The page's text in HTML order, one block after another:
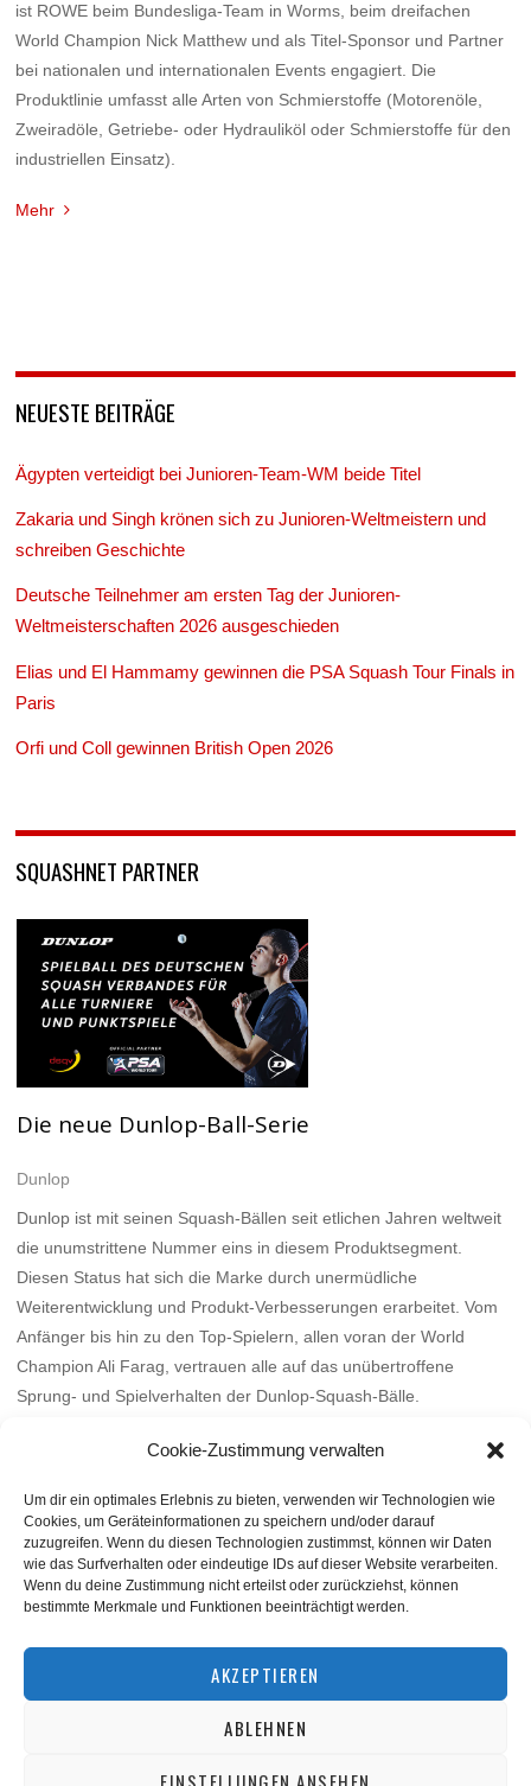
Cookie-Zustimmung verwalten
Um dir ein optimales Erlebnis zu bieten, verwenden wir Technologien wie
Cookies, um Geräteinformationen zu speichern und/oder darauf
zuzugreifen. Wenn du diesen Technologien zustimmst, können wir Daten
wie das Surfverhalten oder eindeutige IDs auf dieser Website verarbeiten.
Wenn du deine Zustimmung nicht erteilst oder zurückziehst, können
bestimmte Merkmale und Funktionen beeinträchtigt werden.
AKZEPTIEREN
ABLEHNEN
EINSTELLUNGEN ANSEHEN
ist ROWE beim Bundesliga-Team in Worms, beim dreifachen
World Champion Nick Matthew und als Titel-Sponsor und Partner
bei nationalen und internationalen Events engagiert. Die
Produktlinie umfasst alle Arten von Schmierstoffe (Motorenöle,
Zweiradöle, Getriebe- oder Hydrauliköl oder Schmierstoffe für den
industriellen Einsatz).
Mehr
NEUESTE BEITRÄGE
Ägypten verteidigt bei Junioren-Team-WM beide Titel
Zakaria und Singh krönen sich zu Junioren-Weltmeistern und
schreiben Geschichte
Deutsche Teilnehmer am ersten Tag der Junioren-
Weltmeisterschaften 2026 ausgeschieden
Elias und El Hammamy gewinnen die PSA Squash Tour Finals in
Paris
Orfi und Coll gewinnen British Open 2026
SQUASHNET PARTNER
Die neue Dunlop-Ball-Serie
Dunlop
Dunlop ist mit seinen Squash-Bällen seit etlichen Jahren weltweit
die unumstrittene Nummer eins in diesem Produktsegment.
Diesen Status hat sich die Marke durch unermüdliche
Weiterentwicklung und Produkt-Verbesserungen erarbeitet. Vom
Anfänger bis hin zu den Top-Spielern, allen voran der World
Champion Ali Farag, vertrauen alle auf das unübertroffene
Sprung- und Spielverhalten der Dunlop-Squash-Bälle.
BACK TO TOP
squashnet.de2026